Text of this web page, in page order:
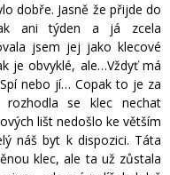
dobře. Jasně že přijde do
ani týden a já zcela
jsem jej jako klecové
je obvyklé, ale…Vždyť má
nebo jí… Copak to je za
se klec nechat
lišt nedošlo ke větším
náš byt k dispozici. Táta
klec, ale ta už zůstala